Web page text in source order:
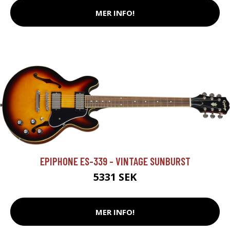
MER INFO!
EPIPHONE ES-339 - VINTAGE SUNBURST
5331 SEK
MER INFO!